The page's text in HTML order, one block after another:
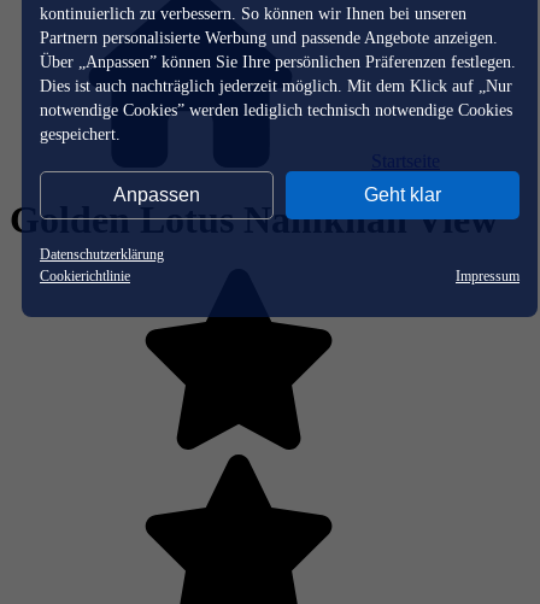
kontinuierlich zu verbessern. So können wir Ihnen bei unseren
Partnern personalisierte Werbung und passende Angebote anzeigen.
Über „Anpassen” können Sie Ihre persönlichen Präferenzen festlegen.
Dies ist auch nachträglich jederzeit möglich. Mit dem Klick auf „Nur
notwendige Cookies” werden lediglich technisch notwendige Cookies
gespeichert.
Anpassen Geht klar
Datenschutzerklärung
Cookierichtlinie
Impressum
Golden Lotus Namkhan View